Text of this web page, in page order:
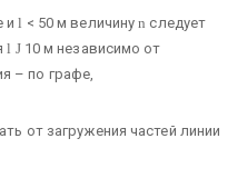
иl < 50 м величинуn следует
l Ј10 м независимо от
– по графе,
от загружения частей линии